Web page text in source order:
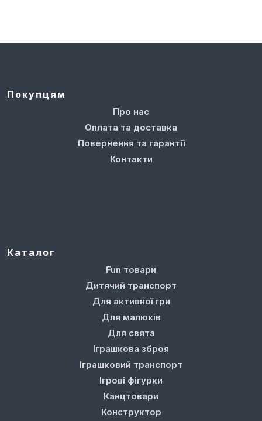
Покупцям
Про нас
Оплата та доставка
Повернення та гарантії
Контакти
Каталог
Fun товари
Дитячий транспорт
Для активної гри
Для малюків
Для свята
Іграшкова зброя
Іграшковий транспорт
Ігрові фігурки
Канцтовари
Конструктор